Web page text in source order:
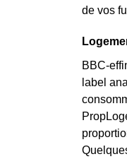
de vos
BBC-
label